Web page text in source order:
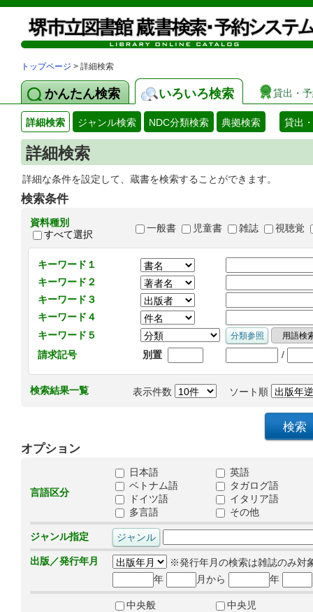
トップページ > 詳細検索
かんたん検索 いろいろ検索 貸出・
詳細検索 ジャンル検索 NDC分類検索 典拠検索 貸出
詳細検索
詳細な条件を設定して、蔵書を検索することができます。
検索条件
資料種別
すべて選択
一般書 児童書 雑誌 視聴覚
キーワード１
キーワード２
キーワード３
キーワード４
キーワード５
請求記号
別置 /
検索結果一覧 表示件数 ソート順
オプション
言語区分
日本語
英語
ベトナム語
タガログ語
ドイツ語
イタリア語
多言語
その他
ジャンル指定
出版／発行年月
※発行年月の検索は雑誌のみ対
年
月から 年
中央般
中央児